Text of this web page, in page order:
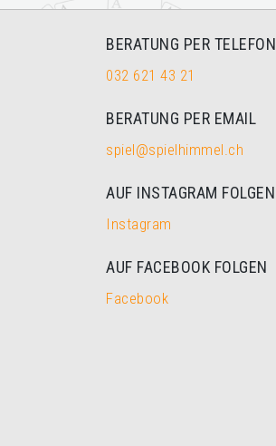
BERATUNG PER TELEFON
032 621 43 21
BERATUNG PER EMAIL
spiel@spielhimmel.ch
AUF INSTAGRAM FOLGEN
Instagram
AUF FACEBOOK FOLGEN
Facebook